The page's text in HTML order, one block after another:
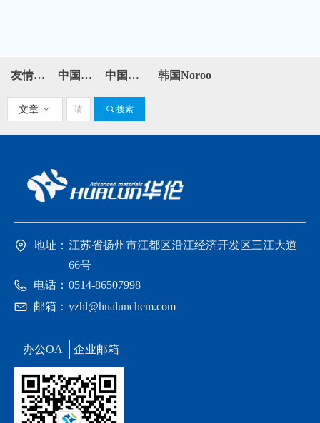
友情链接： 中国石化 中国石油 韩国Noroo
끠 搜索
文章 ꀁ
地址： 江苏省扬州市江都区沿江经济开发区三江大道
66号
电话： 0514-86507998
邮箱： yzhl@hualunchem.com
办公OA 企业邮箱